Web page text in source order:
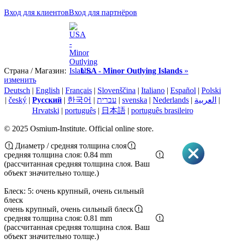
Вход для клиентовВход для партнёров
Страна / Магазин: USA - Minor Outlying Islands »
изменить
Deutsch | English | Français | Slovenščina | Italiano | Español | Polski
| český | Pусский | 한국어 | עברית | svenska | Nederlands | العربية |
Hrvatski | português| 日本語| português brasileiro
© 2025 Osmium-Institute. Official online store.
Диаметр / средняя толщина слоя
средняя толщина слоя: 0.84 mm
(рассчитанная средняя толщина слоя. Ваш
объект значительно толще.)
Блеск: 5: очень крупный, очень сильный
блеск
очень крупный, очень сильный блеск
средняя толщина слоя: 0.81 mm
(рассчитанная средняя толщина слоя. Ваш
объект значительно толще.)